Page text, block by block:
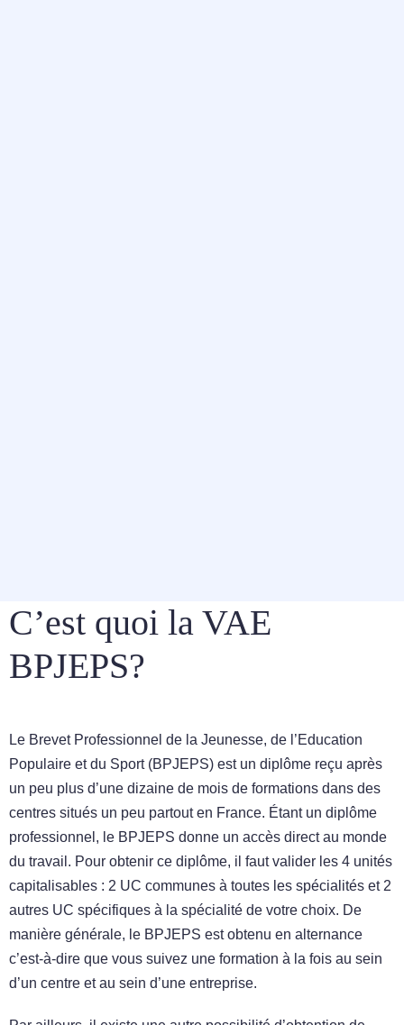
C’est quoi la VAE
BPJEPS?
Le Brevet Professionnel de la Jeunesse, de l’Education
Populaire et du Sport (BPJEPS) est un diplôme reçu après
un peu plus d’une dizaine de mois de formations dans des
centres situés un peu partout en France. Étant un diplôme
professionnel, le BPJEPS donne un accès direct au monde
du travail. Pour obtenir ce diplôme, il faut valider les 4 unités
capitalisables : 2 UC communes à toutes les spécialités et 2
autres UC spécifiques à la spécialité de votre choix. De
manière générale, le BPJEPS est obtenu en alternance
c’est-à-dire que vous suivez une formation à la fois au sein
d’un centre et au sein d’une entreprise.